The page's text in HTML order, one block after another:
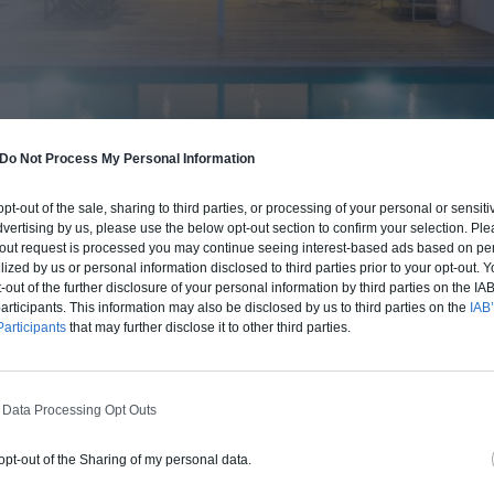
Do Not Process My Personal Information
out of the sale, sharing to third parties, or processing of your personal or
by us, please use the below opt-out section to confirm your selection.
request is processed you may continue seeing interest-based ads based on
by us or personal information disclosed to third parties prior to your opt-out.
of the further disclosure of your personal information by third parties on the
This information may also be disclosed by us to third parties on the
that may further disclose it to other third parties.
Processing Opt Outs
out of the Sharing of my personal data.
un chiffrage estimatif pour la construction de cette
type de livraison souhaité : auto-construction, clos
d'air) ou clé en main.